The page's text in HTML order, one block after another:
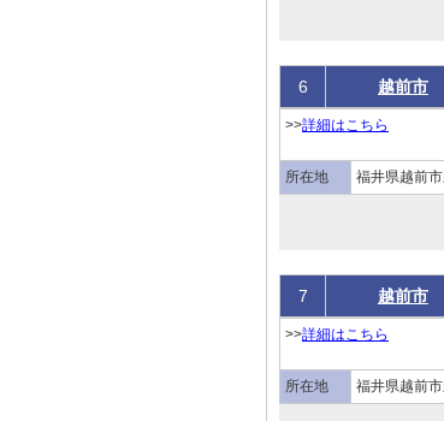
6 越前市
>>詳細はこちら
所在地 福井県越前
7 越前市
>>詳細はこちら
所在地 福井県越前